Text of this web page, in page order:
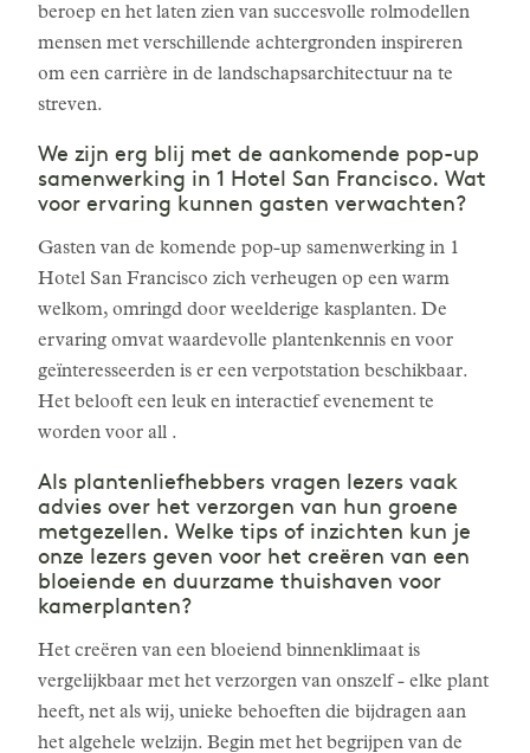
beroep en het laten zien van succesvolle rolmodellen
mensen met verschillende achtergronden inspireren
om een carrière in de landschapsarchitectuur na te
streven.
We zijn erg blij met de aankomende pop-up
samenwerking in 1 Hotel San Francisco. Wat
voor ervaring kunnen gasten verwachten?
Gasten van de komende pop-up samenwerking in 1
Hotel San Francisco zich verheugen op een warm
welkom, omringd door weelderige kasplanten. De
ervaring omvat waardevolle plantenkennis en voor
geïnteresseerden is er een verpotstation beschikbaar.
Het belooft een leuk en interactief evenement te
worden voor all .
Als plantenliefhebbers vragen lezers vaak
advies over het verzorgen van hun groene
metgezellen. Welke tips of inzichten kun je
onze lezers geven voor het creëren van een
bloeiende en duurzame thuishaven voor
kamerplanten?
Het creëren van een bloeiend binnenklimaat is
vergelijkbaar met het verzorgen van onszelf - elke plant
heeft, net als wij, unieke behoeften die bijdragen aan
het algehele welzijn. Begin met het begrijpen van de